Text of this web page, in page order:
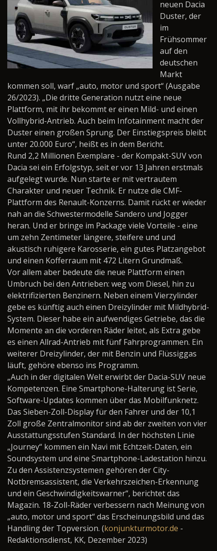
neuen Dacia
Duster, der
im
Frühsommer
auf den
deutschen
Markt
kommen soll, warf „auto, motor und sport“ (Ausgabe
26/2023). „Die dritte Generation nutzt eine neue
Plattform, mit ihr bekommt er einen Mild- und einen
Vollhybrid-Antrieb. Auch beim Infotainment macht der
Duster einen großen Sprung. Der Einstiegspreis bleibt
unter 20.000 Euro“, heißt es in dem Bericht.
Rund 2,2 Millionen Exemplare - der Kompakt-SUV von
Dacia sei ein Erfolgstyp, seit er vor 13 Jahren erstmals
aufgelegt wurde. Nun starte er mit vertrautem
Charakter und neuer Technik. Er nutze die CMF-
Plattform des Renault-Konzerns. Damit rückt er wieder
nah an die Schwestermodelle Sandero und Jogger
heran. Und er bringe im Package viele Vorteile - eine
um zehn Zentimeter längere, steifere und und
akustisch ruhigere Karosserie, ein gutes Platzangebot
und einen Kofferraum mit 472 Litern Grundmaß.
Vor allem aber bedeute die neue Plattform einen
Umbruch bei den Antrieben: weg vom Diesel, hin zu
elektrifizierten Benzinern. Neben einem Vierzylinder
gebe es künftig auch einen Dreizylinder mit Mildhybrid-
System. Dieser habe ein aufwendiges Getriebe, das die
Momente an die vorderen Räder leitet, als Extra gebe
es einen Allrad-Antrieb mit fünf Fahrprogrammen. Ein
weiterer Dreizylinder, der mit Benzin und Flüssiggas
läuft, gehöre ebenso ins Programm.
„Auch in der digitalen Welt erwirbt der Dacia-SUV neue
Kompetenzen. Eine Smartphone-Halterung ist Serie,
Software-Updates kommen über das Mobilfunknetz.
Das Sieben-Zoll-Display für den Fahrer und der 10,1
Zoll große Zentralmonitor sind ab der zweiten von vier
Ausstattungsstufen Standard. In der höchsten Linie
„Journey“ kommen ein Navi mit Echtzeit-Daten, ein
Soundsystem und eine Smartphone-Ladestation hinzu.
Zu den Assistenzsystemen gehören der City-
Notbremsassistent, die Verkehrszeichen-Erkennung
und ein Geschwindigkeitswarner“, berichtet das
Magazin. 18-Zoll-Räder verbessern nach Meinung von
„auto, motor und sport“ das Erscheinungsbild und das
Handling der Topversion. (konjunkturmotor.de -
Redaktionsdienst, KK, Dezember 2023)